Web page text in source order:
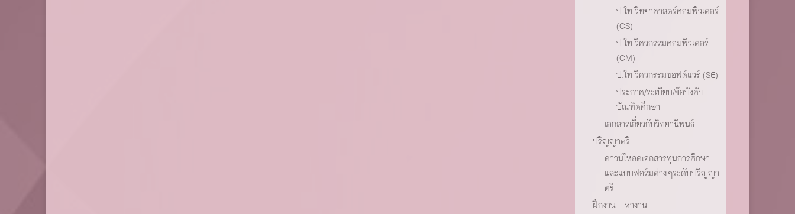
ป.โท วิทยาศาสตร์คอมพิวเตอร์
(CS)
ป.โท วิศวกรรมคอมพิวเตอร์
(CM)
ป.โท วิศวกรรมซอฟต์แวร์ (SE)
ประกาศ/ระเบียบ/ข้อบังคับ
บัณฑิตศึกษา
เอกสารเกี่ยวกับวิทยานิพนธ์
ปริญญาตรี
ดาวน์โหลดเอกสารทุนการศึกษา
และแบบฟอร์มต่างๆระดับปริญญา
ตรี
ฝึกงาน – หางาน